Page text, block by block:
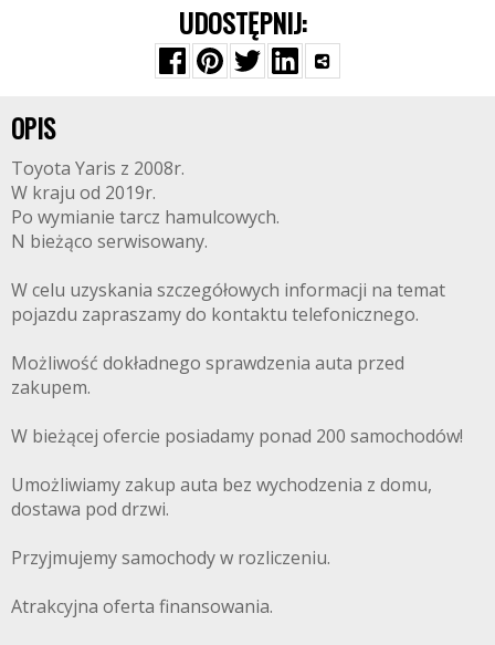
UDOSTĘPNIJ:
OPIS
Toyota Yaris z 2008r.
W kraju od 2019r.
Po wymianie tarcz hamulcowych.
N bieżąco serwisowany.
W celu uzyskania szczegółowych informacji na temat
pojazdu zapraszamy do kontaktu telefonicznego.
Możliwość dokładnego sprawdzenia auta przed
zakupem.
W bieżącej ofercie posiadamy ponad 200 samochodów!
Umożliwiamy zakup auta bez wychodzenia z domu,
dostawa pod drzwi.
Przyjmujemy samochody w rozliczeniu.
Atrakcyjna oferta finansowania.